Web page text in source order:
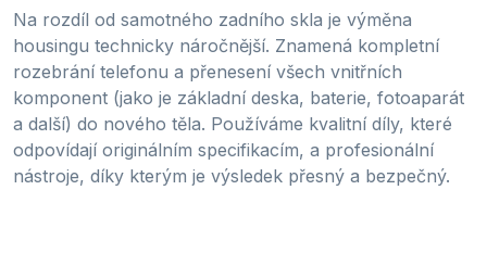
Na rozdíl od samotného zadního skla je výměna
housingu technicky náročnější. Znamená kompletní
rozebrání telefonu a přenesení všech vnitřních
komponent (jako je základní deska, baterie, fotoaparát
a další) do nového těla. Používáme kvalitní díly, které
odpovídají originálním specifikacím, a profesionální
nástroje, díky kterým je výsledek přesný a bezpečný.